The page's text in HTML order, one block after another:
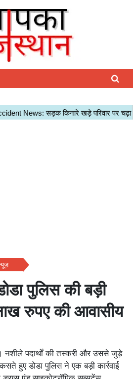
पुलिस की बड़ी
रुपए की आवासीय
पदार्थों की तस्करी और उससे जुड़े
हुए डोडा पुलिस ने एक बड़ी कार्रवाई